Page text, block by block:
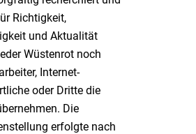
Richtigkeit,
und Aktualität
Wüstenrot noch
Internet-
oder Dritte die
Die
erfolgte nach